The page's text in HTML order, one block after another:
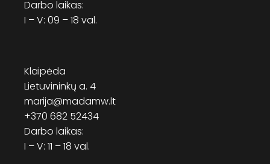
Darbo laikas:
I – V: 09 – 18 val.
Klaipėda
Lietuvininkų a. 4
marija@madamw.lt
+370 682 52434
Darbo laikas:
I – V: 11 – 18 val.